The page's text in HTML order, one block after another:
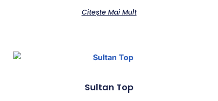
Citește Mai Mult
Sultan Top